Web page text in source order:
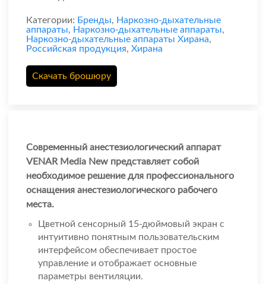
Категории: Бренды, Наркозно-дыхательные
аппараты, Наркозно-дыхательные аппараты,
Наркозно-дыхательные аппараты Хирана,
Российская продукция, Хирана
Скачать брошюру
Современный анестезиологический аппарат
VENAR Media New представляет собой
необходимое решение для профессионального
оснащения анестезиологического рабочего
места.
Цветной сенсорный 15-дюймовый экран с
интуитивно понятным пользовательским
интерфейсом обеспечивает простое
управление и отображает основные
параметры вентиляции.